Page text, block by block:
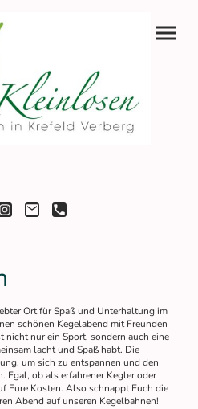
Ort für Spaß und Unterhaltung im
schönen Kegelabend mit Freunden
nicht nur ein Sport, sondern auch eine
lacht und Spaß habt. Die
um sich zu entspannen und den
Egal, ob als erfahrener Kegler oder
Eure Kosten. Also schnappt Euch die
Abend auf unseren Kegelbahnen!